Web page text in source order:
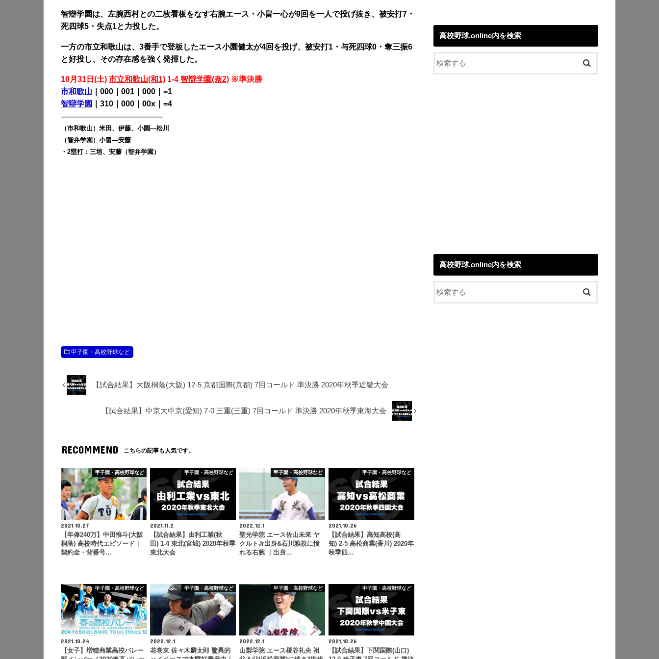
智辯学園は、左腕西村との二枚看板をなす右腕エース・小畠一心が9回を一人で投げ抜き、被安打7・
死四球5・失点1と力投した。
一方の市立和歌山は、3番手で登板したエース小園健太が4回を投げ、被安打1・与死四球0・奪三振6
と好投し、その存在感を強く発揮した。
10月31日(土) 市立和歌山(和1) 1-4 智辯学園(奈2) ※準決勝
市和歌山 ｜000｜001｜000｜=1
智辯学園
｜310｜000｜00x｜=4
————————————————
（市和歌山）米田、伊藤、小園―松川
（智弁学園）小畠―安藤
・2塁打：三垣、安藤（智弁学園）
甲子園・高校野球など
【試合結果】大阪桐蔭(大阪) 12-5 京都国際(京都) 7回コールド 準決勝 2020年秋季近畿大会
【試合結果】中京大中京(愛知) 7-0 三重(三重) 7回コールド 準決勝 2020年秋季東海大会
RECOMMEND こちらの記事も人気です。
甲子園・高校野球など
2021.10.27
【年俸240万】中田惟斗(大阪
桐蔭) 高校時代エピソード｜
契約金・背番号…
甲子園・高校野球など
2021.11.2
【試合結果】由利工業(秋
田) 1-4 東北(宮城) 2020年秋季
東北大会
甲子園・高校野球など
2022.12.1
聖光学院 エース佐山未來 ヤ
クルトJr出身&石川雅規に憧
れる右腕 ｜出身…
甲子園・高校野球など
2021.10.26
【試合結果】高知高校(高
知) 2-5 高松商業(香川) 2020年
秋季四…
甲子園・高校野球など
2021.10.24
【女子】増穂商業高校バレー
甲子園・高校野球など
2022.12.1
花巻東 佐々木麟太郎 驚異的
甲子園・高校野球など
2022.12.1
山梨学院 エース榎谷礼央 祖
甲子園・高校野球など
2021.10.26
【試合結果】下関国際(山口)
高校野球.online内を検索
高校野球.online内を検索